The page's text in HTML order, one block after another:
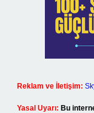
Reklam ve İletişim:
Yasal Uyarı: Bu